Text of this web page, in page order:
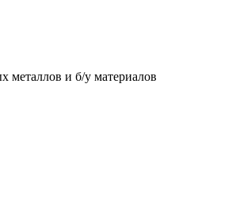
металлов и б/у материалов